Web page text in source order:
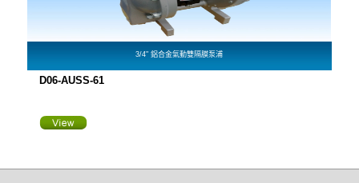
3/4" 鋁合金氣動雙隔膜泵浦
D06-AUSS-61